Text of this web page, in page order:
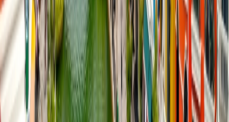
¿Cuáles son los lugares más populares de set-jetting?
Los lugares más populares de set-jetting incluyen Nueva Zelanda,
Italia, Jordania, Nueva York, París y más.
¿Las ubicaciones más famosas en pantalla son reales?
La mayoría de las ubicaciones más famosas en pantalla son reales,
pero también a veces usan los efectos digitales (CGI) para crear un
mundo ficticio